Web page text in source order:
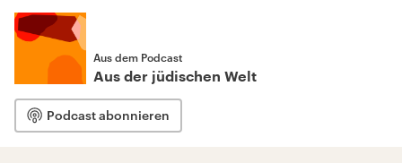
Aus dem Podcast
Aus der jüdischen Welt
Podcast abonnieren